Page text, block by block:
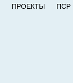
ПРОЕКТЫ
ПСР